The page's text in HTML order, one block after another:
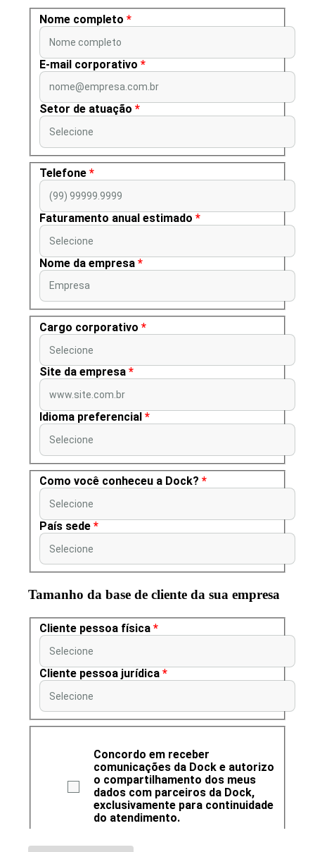
Nome completo *
Nome completo
E-mail corporativo *
nome@empresa.com.br
Setor de atuação *
Selecione
Telefone *
(99) 99999.9999
Faturamento anual estimado *
Selecione
Nome da empresa *
Empresa
Cargo corporativo *
Selecione
Site da empresa *
www.site.com.br
Idioma preferencial *
Selecione
Como você conheceu a Dock? *
Selecione
País sede *
Selecione
Tamanho da base de cliente da sua empresa
Cliente pessoa física *
Selecione
Cliente pessoa jurídica *
Selecione
Concordo em receber
comunicações da Dock e autorizo
o compartilhamento dos meus
dados com parceiros da Dock,
exclusivamente para continuidade
do atendimento.